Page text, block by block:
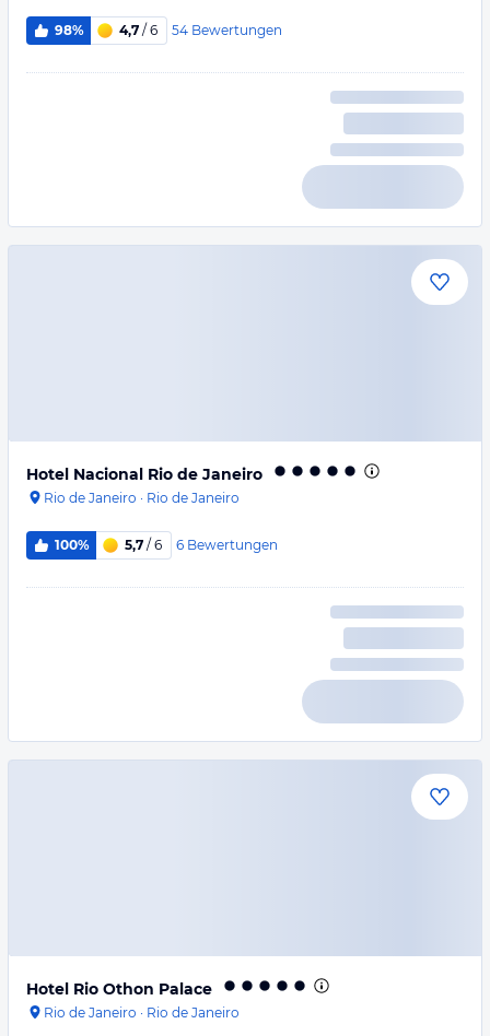
98% 4,7 / 6 54 Bewertungen
Hotel Nacional Rio de Janeiro
Rio de Janeiro · Rio de Janeiro
100% 5,7 / 6 6 Bewertungen
Hotel Rio Othon Palace
Rio de Janeiro · Rio de Janeiro